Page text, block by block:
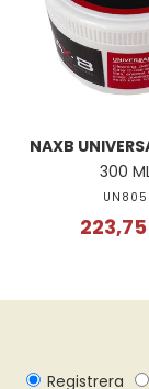
NAXB
300
UN805